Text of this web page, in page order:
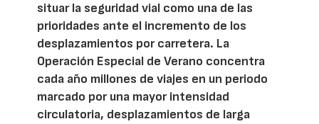
situar la seguridad vial como una de las
prioridades ante el incremento de los
desplazamientos por carretera. La
Operación Especial de Verano concentra
cada año millones de viajes en un periodo
marcado por una mayor intensidad
circulatoria, desplazamientos de larga